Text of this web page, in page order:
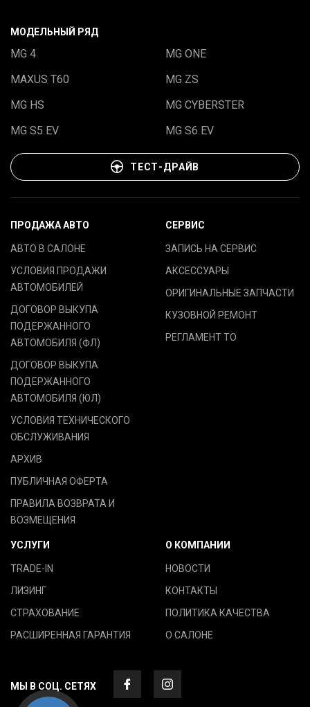
МОДЕЛЬНЫЙ РЯД
MG 4
MG ONE
MAXUS T60
MG ZS
MG HS
MG CYBERSTER
MG S5 EV
MG S6 EV
ТЕСТ-ДРАЙВ
ПРОДАЖА АВТО
АВТО В САЛОНЕ
УСЛОВИЯ ПРОДАЖИ
АВТОМОБИЛЕЙ
ДОГОВОР ВЫКУПА
ПОДЕРЖАННОГО
АВТОМОБИЛЯ (ФЛ)
ДОГОВОР ВЫКУПА
ПОДЕРЖАННОГО
АВТОМОБИЛЯ (ЮЛ)
УСЛОВИЯ ТЕХНИЧЕСКОГО
ОБСЛУЖИВАНИЯ
АРХИВ
ПУБЛИЧНАЯ ОФЕРТА
ПРАВИЛА ВОЗВРАТА И
ВОЗМЕЩЕНИЯ
СЕРВИС
ЗАПИСЬ НА СЕРВИС
АКСЕССУАРЫ
ОРИГИНАЛЬНЫЕ ЗАПЧАСТИ
КУЗОВНОЙ РЕМОНТ
РЕГЛАМЕНТ ТО
УСЛУГИ
TRADE-IN
ЛИЗИНГ
СТРАХОВАНИЕ
РАСШИРЕННАЯ ГАРАНТИЯ
О КОМПАНИИ
НОВОСТИ
КОНТАКТЫ
ПОЛИТИКА КАЧЕСТВА
О САЛОНЕ
МЫ В СОЦ. СЕТЯХ